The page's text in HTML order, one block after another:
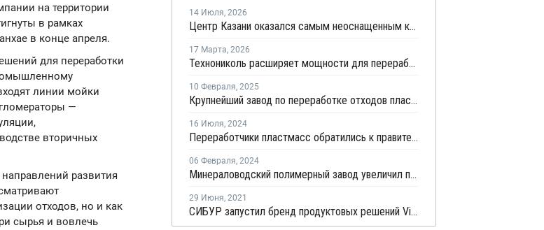
на территории
в рамках
в конце апреля.
для переработки
линии мойки
—
вторичных
развития
отходов, но и как
сырья и вовлечь
14 Июля, 2026
Центр Казани оказался самым неоснащенным контейнерами раздельного сбора отходов
17 Марта, 2026
Технониколь расширяет мощности для переработки вторичных пластмасс
10 Февраля, 2025
Крупнейший завод по переработке отходов пластмасс вошел в реестр утилизаторов
16 Июля, 2024
Переработчики пластмасс обратились к правительству с просьбой скорректировать требования к экосбору
06 Февраля, 2024
Минераловодский полимерный завод увеличил переработку вторичного полиэтилена в два раза
29 Июня, 2021
СИБУР запустил бренд продуктовых решений Vivilen с содержанием вторичного сырья